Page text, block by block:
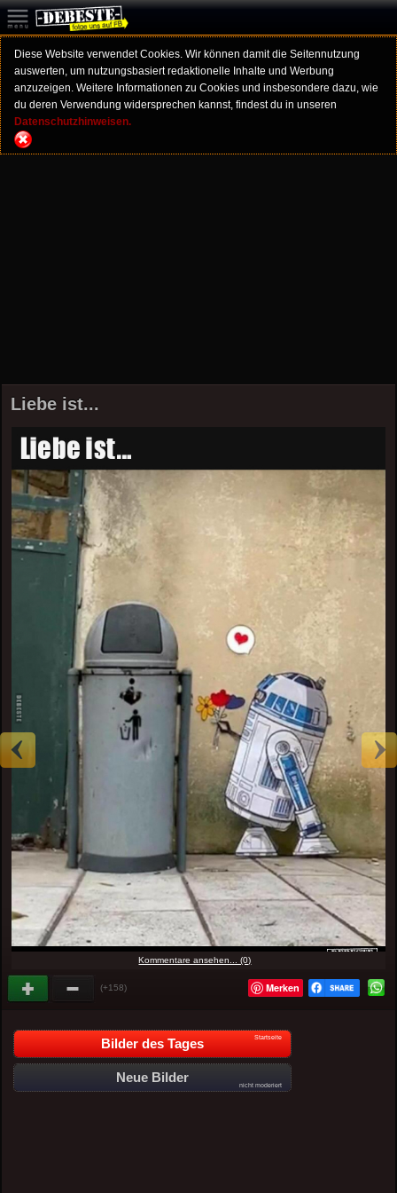
Diese Website verwendet Cookies. Wir können damit die Seitennutzung
auswerten, um nutzungsbasiert redaktionelle Inhalte und Werbung
anzuzeigen. Weitere Informationen zu Cookies und insbesondere dazu, wie
du deren Verwendung widersprechen kannst, findest du in unseren
Datenschutzhinweisen.
Liebe ist...
Kommentare ansehen... (0)
(+158) Merken
Bilder des Tages Startseite
Neue Bilder
nicht moderiert